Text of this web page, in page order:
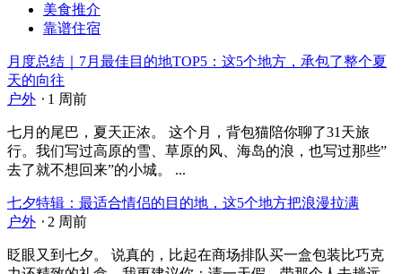
美食推介
靠谱住宿
月度总结｜7月最佳目的地TOP5：这5个地方，承包了整个夏
天的向往
户外 ⋅ 1 周前
七月的尾巴，夏天正浓。 这个月，背包猫陪你聊了31天旅
行。我们写过高原的雪、草原的风、海岛的浪，也写过那些”
去了就不想回来”的小城。 ...
七夕特辑：最适合情侣的目的地，这5个地方把浪漫拉满
户外 ⋅ 2 周前
眨眼又到七夕。 说真的，比起在商场排队买一盒包装比巧克